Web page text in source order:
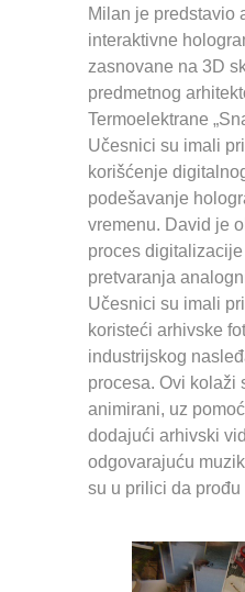
Milan je predstavio
interaktivne
zasnovane na 3D
predmetnog
Termoelektrane
Učesnici su imali
korišćenje
podešavanje
vremenu. David je
proces
pretvaranja
Učesnici su imali
koristeći arhivske
industrijskog
procesa. Ovi kolaži
animirani, uz
dodajući arhivski
odgovarajuću
su u prilici da